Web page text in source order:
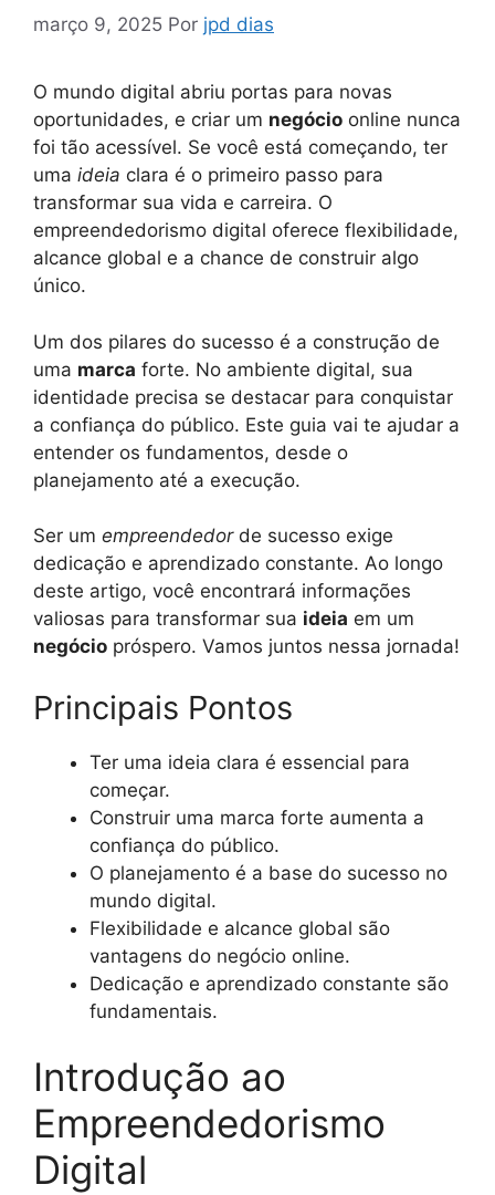
março 9, 2025 Por jpd dias
O mundo digital abriu portas para novas
oportunidades, e criar um negócio online nunca
foi tão acessível. Se você está começando, ter
uma ideia clara é o primeiro passo para
transformar sua vida e carreira. O
empreendedorismo digital oferece flexibilidade,
alcance global e a chance de construir algo
único.
Um dos pilares do sucesso é a construção de
uma marca forte. No ambiente digital, sua
identidade precisa se destacar para conquistar
a confiança do público. Este guia vai te ajudar a
entender os fundamentos, desde o
planejamento até a execução.
Ser um empreendedorde sucesso exige
dedicação e aprendizado constante. Ao longo
deste artigo, você encontrará informações
valiosas para transformar sua ideia em um
negócio próspero. Vamos juntos nessa jornada!
Principais Pontos
Ter uma ideia clara é essencial para
começar.
Construir uma marca forte aumenta a
confiança do público.
O planejamento é a base do sucesso no
mundo digital.
Flexibilidade e alcance global são
vantagens do negócio online.
Dedicação e aprendizado constante são
fundamentais.
Introdução ao
Empreendedorismo
Digital